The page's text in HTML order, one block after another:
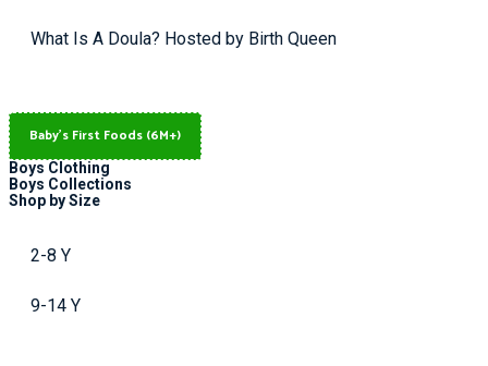
What Is A Doula? Hosted by Birth Queen
Baby's First Foods (6M+)
Boys Clothing
Boys Collections
Shop by Size
2-8 Y
9-14 Y